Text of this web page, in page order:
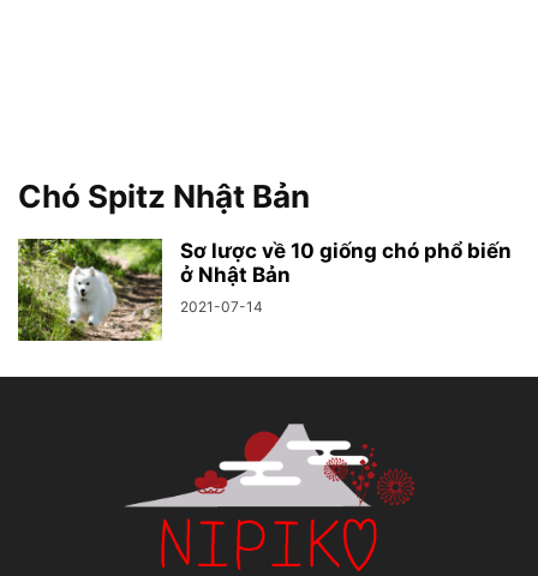
Chó Spitz Nhật Bản
Sơ lược về 10 giống chó phổ biến
ở Nhật Bản
2021-07-14